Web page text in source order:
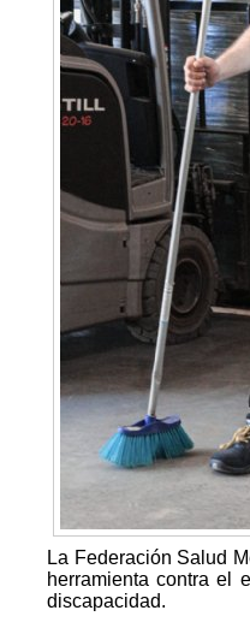
La Federación Salud
herramienta contra el
discapacidad.